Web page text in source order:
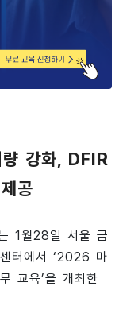
량 강화, DFIR
공
1월28일 서울 금
터에서 ‘2026 마
교육’을 개최한